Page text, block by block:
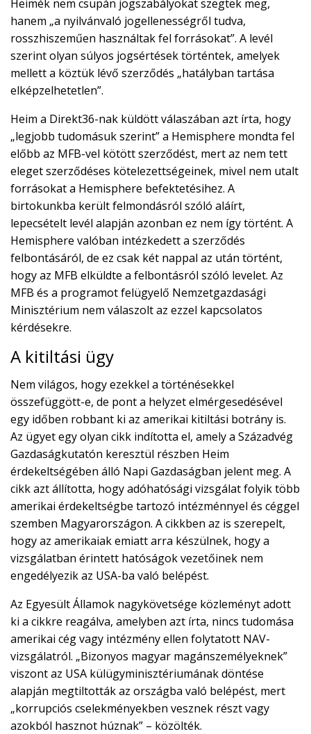
Heimék nem csupán jogszabályokat szegtek meg,
hanem „a nyilvánvaló jogellenességről tudva,
rosszhiszeműen használtak fel forrásokat”. A levél
szerint olyan súlyos jogsértések történtek, amelyek
mellett a köztük lévő szerződés „hatályban tartása
elképzelhetetlen”.
Heim a Direkt36-nak küldött válaszában azt írta, hogy
„legjobb tudomásuk szerint” a Hemisphere mondta fel
előbb az MFB-vel kötött szerződést, mert az nem tett
eleget szerződéses kötelezettségeinek, mivel nem utalt
forrásokat a Hemisphere befektetésihez. A
birtokunkba került felmondásról szóló aláírt,
lepecsételt levél alapján azonban ez nem így történt. A
Hemisphere valóban intézkedett a szerződés
felbontásáról, de ez csak két nappal az után történt,
hogy az MFB elküldte a felbontásról szóló levelet. Az
MFB és a programot felügyelő Nemzetgazdasági
Minisztérium nem válaszolt az ezzel kapcsolatos
kérdésekre.
A kitiltási ügy
Nem világos, hogy ezekkel a történésekkel
összefüggött-e, de pont a helyzet elmérgesedésével
egy időben robbant ki az amerikai kitiltási botrány is.
Az ügyet egy olyan cikk indította el, amely a Századvég
Gazdaságkutatón keresztül részben Heim
érdekeltségében álló Napi Gazdaságban jelent meg. A
cikk azt állította, hogy adóhatósági vizsgálat folyik több
amerikai érdekeltségbe tartozó intézménnyel és céggel
szemben Magyarországon. A cikkben az is szerepelt,
hogy az amerikaiak emiatt arra készülnek, hogy a
vizsgálatban érintett hatóságok vezetőinek nem
engedélyezik az USA-ba való belépést.
Az Egyesült Államok nagykövetsége közleményt adott
ki a cikkre reagálva, amelyben azt írta, nincs tudomása
amerikai cég vagy intézmény ellen folytatott NAV-
vizsgálatról. „Bizonyos magyar magánszemélyeknek”
viszont az USA külügyminisztériumának döntése
alapján megtiltották az országba való belépést, mert
„korrupciós cselekményekben vesznek részt vagy
azokból hasznot húznak” – közölték.